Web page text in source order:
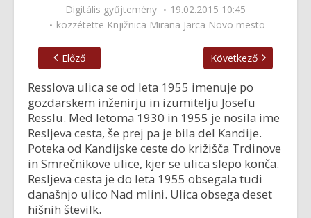
Digitális gyűjtemény
19.02.2015 10:45
közzétette Knjižnica Mirana Jarca Novo mesto
Előző Következő
Resslova ulica se od leta 1955 imenuje po
gozdarskem inženirju in izumitelju Josefu
Resslu. Med letoma 1930 in 1955 je nosila ime
Resljeva cesta, še prej pa je bila del Kandije.
Poteka od Kandijske ceste do križišča Trdinove
in Smrečnikove ulice, kjer se ulica slepo konča.
Resljeva cesta je do leta 1955 obsegala tudi
današnjo ulico Nad mlini. Ulica obsega deset
hišnih številk.